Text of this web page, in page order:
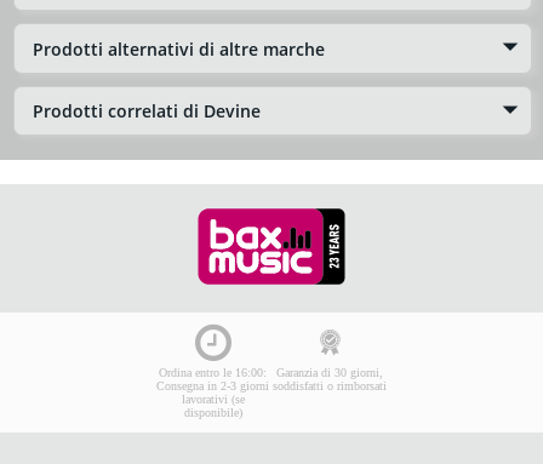
Prodotti alternativi di altre marche
Prodotti correlati di Devine
Ordina entro le 16:00:
Consegna in 2-3 giorni
lavorativi (se
disponibile)
Garanzia di 30 giorni,
soddisfatti o rimborsati